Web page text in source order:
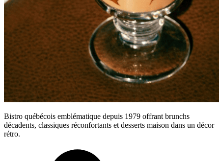
Bistro québécois emblématique depuis 1979 offrant brunchs
décadents, classiques réconfortants et desserts maison dans un décor
rétro.